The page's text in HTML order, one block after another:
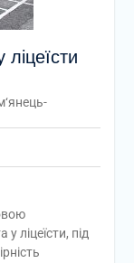
ліцеїсти, під